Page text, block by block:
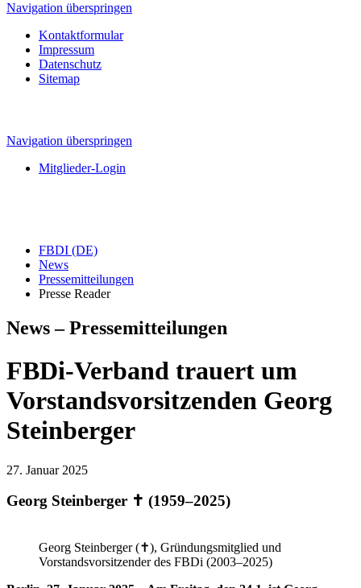
Navigation überspringen
Kontaktformular
Impressum
Datenschutz
Sitemap
Navigation überspringen
Mitglieder-Login
FBDI (DE)
News
Pressemitteilungen
Presse Reader
News – Pressemitteilungen
FBDi-Verband trauert um
Vorstandsvorsitzenden Georg
Steinberger
27. Januar 2025
Georg Steinberger ✝ (1959–2025)
Georg Steinberger (✝), Gründungsmitglied und
Vorstandsvorsitzender des FBDi (2003–2025)